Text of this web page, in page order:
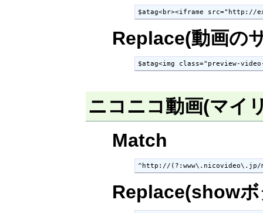
$atag<br><iframe src="http://
Replace(動画の
$atag<img class="preview-
ニコニコ動画(マイ
Match
^http://
Replace(show